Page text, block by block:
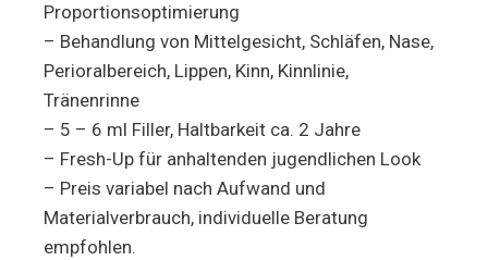
Proportionsoptimierung
– Behandlung von Mittelgesicht, Schläfen, Nase,
Perioralbereich, Lippen, Kinn, Kinnlinie,
Tränenrinne
– 5 – 6 ml Filler, Haltbarkeit ca. 2 Jahre
– Fresh-Up für anhaltenden jugendlichen Look
– Preis variabel nach Aufwand und
Materialverbrauch, individuelle Beratung
empfohlen.